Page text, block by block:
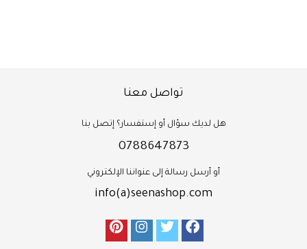
تواصل معنا
هل لديك سؤال أو إستفسار؟ إتصل بنا
0788647873
أو أرسل رسالة إلى عنواننا الإلكتروني
info(a)seenashop.com